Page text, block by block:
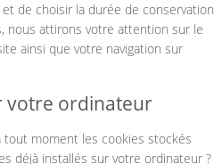
de choisir la durée de conservation
nous attirons votre attention sur le
ainsi que votre navigation sur
votre ordinateur
tout moment les cookies stockés
déjà installés sur votre ordinateur ?